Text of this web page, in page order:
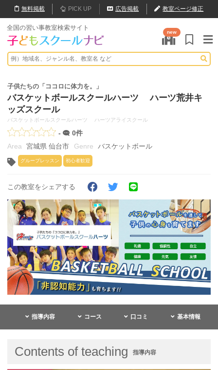
無料掲載 PICK UP 広告掲載 教室ページ修正
全国の習い事教室検索サイト
new
子供たちの「ココロに体力を。」
バスケットボールスクールハーツ ハーツ荒井キ
ッズスクール
バスケットボールスクールハーツ ハーツアライスクール
-
0件
宮城県 仙台市
バスケットボール
グループレッスン 初心者歓迎
この教室をシェアする
指導内容 コース 口コミ 基本情報
Contents of teaching 指導内容